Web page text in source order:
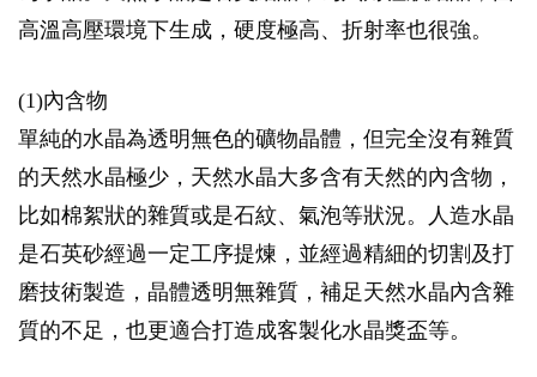
高溫高壓環境下生成，硬度極高、折射率也很強。
(1)內含物
單純的水晶為透明無色的礦物晶體，但完全沒有雜質
的天然水晶極少，天然水晶大多含有天然的內含物，
比如棉絮狀的雜質或是石紋、氣泡等狀況。人造水晶
是石英砂經過一定工序提煉，並經過精細的切割及打
磨技術製造，晶體透明無雜質，補足天然水晶內含雜
質的不足，也更適合打造成客製化水晶獎盃等。